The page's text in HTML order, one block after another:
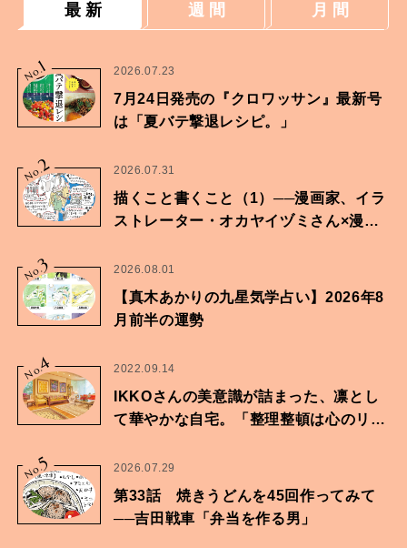
最 新 週 間 月 間
No.
1 2026.07.23
7月24日発売の『クロワッサン』最新号
は「夏バテ撃退レシピ。」
No.2 2026.07.31
描くこと書くこと（1）──漫画家、イラ
ストレーター・オカヤイヅミさん×漫画
No.3 2026.08.01
【真木あかりの九星気学占い】2026年8
月前半の運勢
No.4 2022.09.14
IKKOさんの美意識が詰まった、凛とし
て華やかな自宅。「整理整頓は心のリズ
No.5 2026.07.29
第33話 焼きうどんを45回作ってみて
──吉田戦車「弁当を作る男」